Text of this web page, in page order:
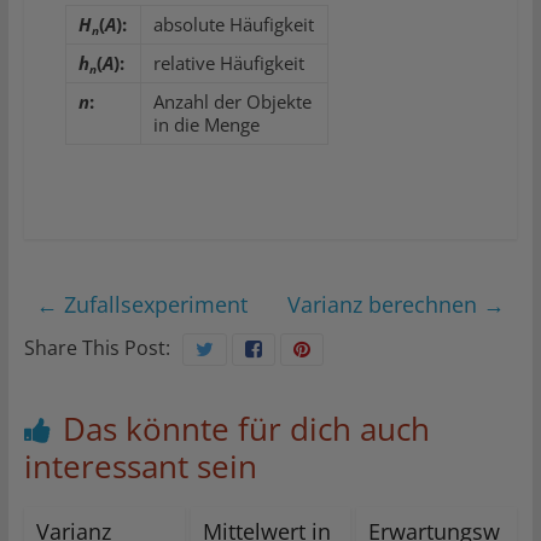
Hn(A):
absolute Häufigkeit
hn(A):
relative Häufigkeit
n:
Anzahl der Objekte
in die Menge
← Zufallsexperiment Varianz berechnen →
Share This Post:
Das könnte für dich auch
interessant sein
Varianz Mittelwert in Erwartungsw